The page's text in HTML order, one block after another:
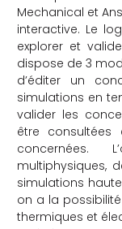
Mechanical et
interactive. Le
explorer et
dispose de 3
d’éditer un
simulations en
valider les
être
concernées.
multiphysiques,
simulations
on a la
thermiques et